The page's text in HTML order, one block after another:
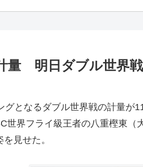
量 明日ダブル世界戦
となるダブル世界戦の計量が
世界フライ級王者の八重樫東
見せた。